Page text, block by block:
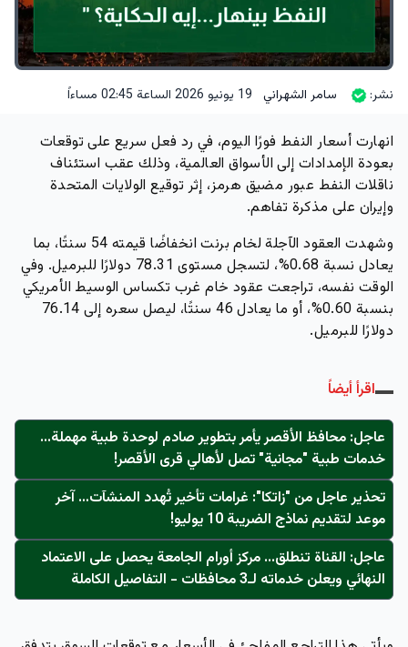
نشر: سامر الشهراني 19 يونيو 2026 الساعة 02:45 مساءاً
انهارت أسعار النفط فورًا اليوم، في رد فعل سريع على توقعات
بعودة الإمدادات إلى الأسواق العالمية، وذلك عقب استئناف
ناقلات النفط عبور مضيق هرمز، إثر توقيع الولايات المتحدة
وإيران على مذكرة تفاهم.
وشهدت العقود الآجلة لخام برنت انخفاضًا قيمته 54 سنتًا، بما
يعادل نسبة 0.68%، لتسجل مستوى 78.31 دولارًا للبرميل. وفي
الوقت نفسه، تراجعت عقود خام غرب تكساس الوسيط الأمريكي
بنسبة 0.60%، أو ما يعادل 46 سنتًا، ليصل سعره إلى 76.14
دولارًا للبرميل.
اقرأ أيضاً
عاجل: محافظ الأقصر يأمر بتطوير صادم لوحدة طبية مهملة...
خدمات طبية "مجانية" تصل لأهالي قرى الأقصر!
تحذير عاجل من "زاتكا": غرامات تأخير تُهدد المنشآت… آخر
موعد لتقديم نماذج الضريبة 10 يوليو!
عاجل: القناة تنطلق... مركز أورام الجامعة يحصل على الاعتماد
النهائي ويعلن خدماته لـ3 محافظات - التفاصيل الكاملة